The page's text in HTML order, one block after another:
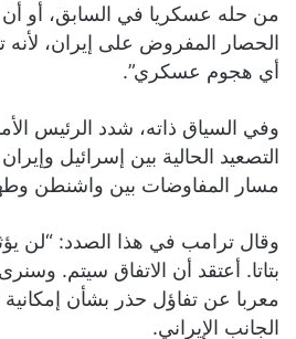
من حله عسكريا في السابق، أو أن
الحصار المفروض على إيران، لأنه
أي هجوم عسكري”.
وفي السياق ذاته، شدد الرئيس
التصعيد الحالية بين إسرائيل
مسار المفاوضات بين واشنطن
وقال ترامب في هذا الصدد: “لن
بتاتا. أعتقد أن الاتفاق سيتم.
معربا عن تفاؤل حذر بشأن
الجانب الإيراني.